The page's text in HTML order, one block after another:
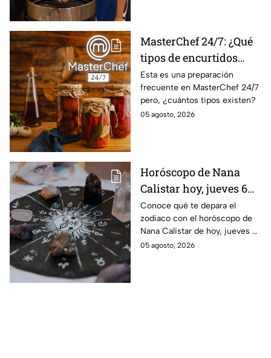
MasterChef 24/7: ¿Qué
tipos de encurtidos
hay?
Esta es una preparación
frecuente en MasterChef 24/7
pero, ¿cuántos tipos existen?
05 agosto, 2026
Horóscopo de Nana
Calistar hoy, jueves 6
de agosto: a estos
signos se les abren las
puertas del dinero
Conoce qué te depara el
zodiaco con el horóscopo de
Nana Calistar de hoy, jueves 6
de agosto. ¿Será dinero o
05 agosto, 2026